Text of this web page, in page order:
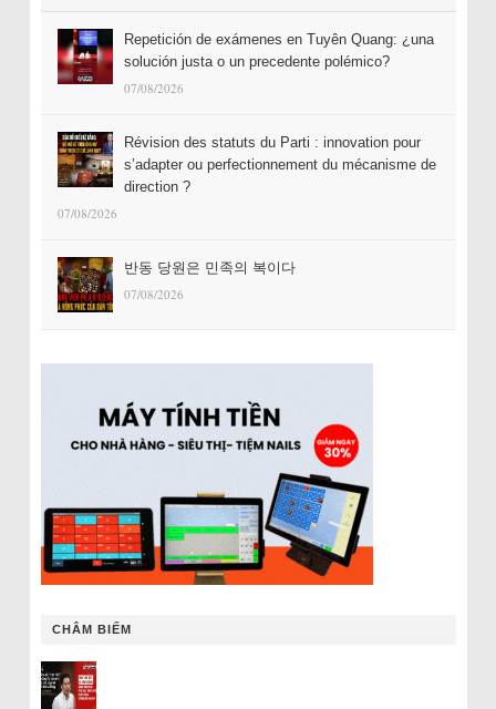
Repetición de exámenes en Tuyên Quang: ¿una
solución justa o un precedente polémico?
07/08/2026
Révision des statuts du Parti : innovation pour
s’adapter ou perfectionnement du mécanisme de
direction ?
07/08/2026
반동 당원은 민족의 복이다
07/08/2026
CHÂM BIẾM